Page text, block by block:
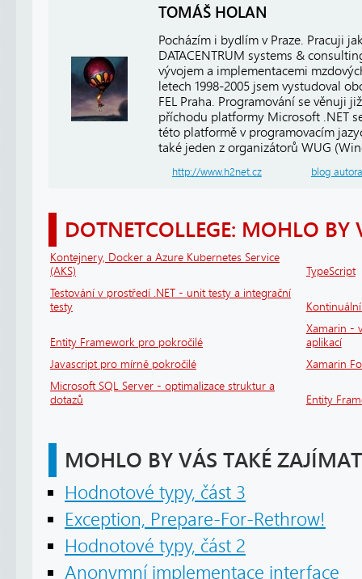
TOMÁŠ HOLAN
Pocházím i bydlím v Praze. Pracuji
DATACENTRUM systems &
vývojem a implementacemi
letech 1998-2005 jsem vystudoval
FEL Praha. Programování se věnuji
příchodu platformy Microsoft .NET
této platformě v programovacím
také jeden z organizátorů WUG
http://www.h2net.cz blog autora
DOTNETCOLLEGE: MOHLO BY
Kontejnery, Docker a Azure Kubernetes Service
(AKS)
TypeScript
Testování v prostředí .NET - unit testy a integrační
testy
Entity Framework pro pokročilé
Xamarin -
aplikací
Javascript pro mírně pokročilé
Xamarin
Microsoft SQL Server - optimalizace struktur a
dotazů
Entity
MOHLO BY VÁS TAKÉ ZAJÍMAT
Hodnotové typy, část 3
Exception, Prepare-For-Rethrow!
Hodnotové typy, část 2
Anonymní implementace interface